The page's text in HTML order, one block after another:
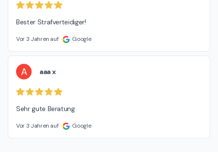
Bester Strafverteidiger!
Vor 3 Jahren auf Google
A aaa x
Sehr gute Beratung
Vor 3 Jahren auf Google